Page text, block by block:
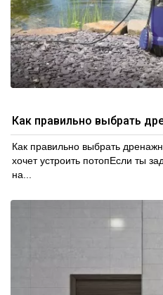
Как правильно выбрать
Как правильно выбрать
хочет устроить потопЕсли ты
на...